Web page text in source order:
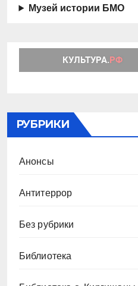
Музей истории БМО
РУБРИКИ
Анонсы
Антитеррор
Без рубрики
Библиотека